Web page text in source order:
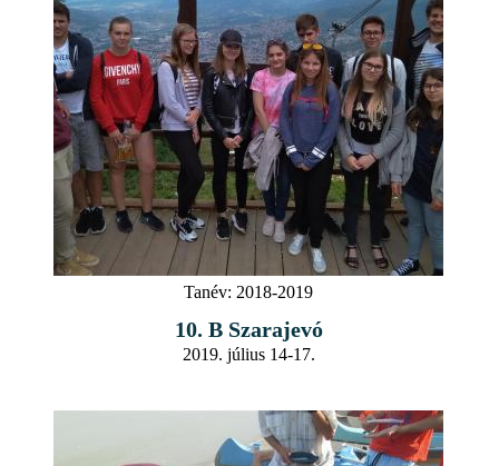
Tanév: 2018-2019
10. B Szarajevó
2019. július 14-17.